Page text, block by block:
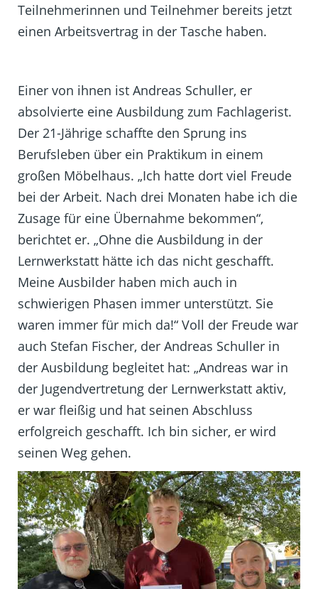
Teilnehmerinnen und Teilnehmer bereits jetzt
einen Arbeitsvertrag in der Tasche haben.
Einer von ihnen ist Andreas Schuller, er
absolvierte eine Ausbildung zum Fachlagerist.
Der 21-Jährige schaffte den Sprung ins
Berufsleben über ein Praktikum in einem
großen Möbelhaus. „Ich hatte dort viel Freude
bei der Arbeit. Nach drei Monaten habe ich die
Zusage für eine Übernahme bekommen“,
berichtet er. „Ohne die Ausbildung in der
Lernwerkstatt hätte ich das nicht geschafft.
Meine Ausbilder haben mich auch in
schwierigen Phasen immer unterstützt. Sie
waren immer für mich da!“ Voll der Freude war
auch Stefan Fischer, der Andreas Schuller in
der Ausbildung begleitet hat: „Andreas war in
der Jugendvertretung der Lernwerkstatt aktiv,
er war fleißig und hat seinen Abschluss
erfolgreich geschafft. Ich bin sicher, er wird
seinen Weg gehen.